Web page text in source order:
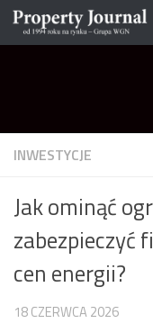
Skip to content
INWESTYCJE
Jak ominąć
zabezpieczyć
cen energii?
18 CZERWCA 2026